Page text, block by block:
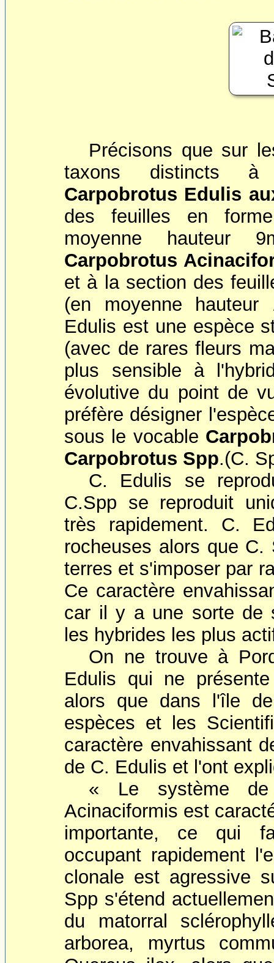
Précisons que sur
taxons distincts à
Carpobrotus Edulis
des feuilles en
moyenne hauteur
Carpobrotus
et à la section des
(en moyenne hauteur
Edulis est une espèce
(avec de rares fleurs
plus sensible à
évolutive du point de
préfère désigner
sous le vocable
Carpobrotus Spp.(C.
C. Edulis se
C.Spp se reproduit
très rapidement. C.
rocheuses alors que
terres et s'imposer par
Ce caractère
car il y a une sorte de
les hybrides les plus
On ne trouve à
Edulis qui ne
alors que dans l'île
espèces et les
caractère envahissant
de C. Edulis et l'ont
« Le système de
Acinaciformis est
importante, ce qui
occupant rapidement
clonale est agressive
Spp s'étend
du matorral
arborea, myrtus